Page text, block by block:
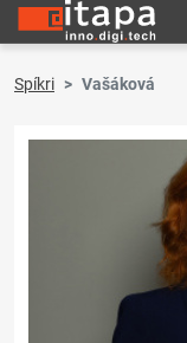
Spíkri Vašáková